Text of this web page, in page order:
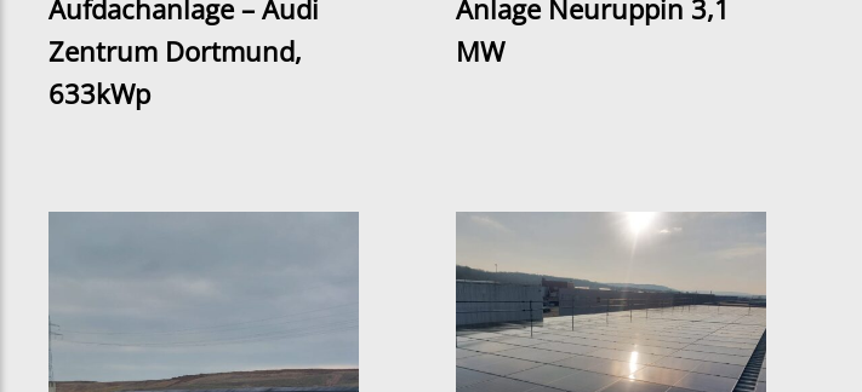
Aufdachanlage – Audi
Zentrum Dortmund,
633kWp
Anlage Neuruppin 3,1
MW